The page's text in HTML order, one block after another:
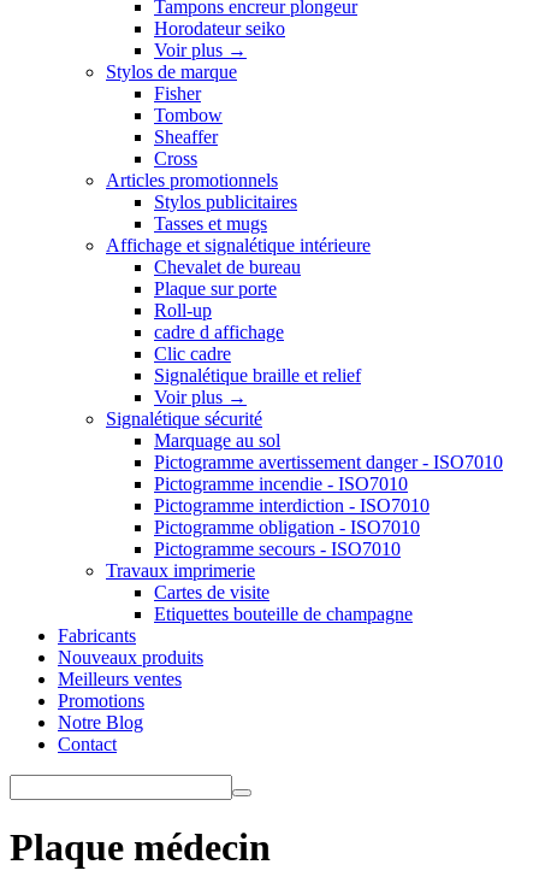
Tampons encreur plongeur
Horodateur seiko
Voir plus →
Stylos de marque
Fisher
Tombow
Sheaffer
Cross
Articles promotionnels
Stylos publicitaires
Tasses et mugs
Affichage et signalétique intérieure
Chevalet de bureau
Plaque sur porte
Roll-up
cadre d affichage
Clic cadre
Signalétique braille et relief
Voir plus →
Signalétique sécurité
Marquage au sol
Pictogramme avertissement danger - ISO7010
Pictogramme incendie - ISO7010
Pictogramme interdiction - ISO7010
Pictogramme obligation - ISO7010
Pictogramme secours - ISO7010
Travaux imprimerie
Cartes de visite
Etiquettes bouteille de champagne
Fabricants
Nouveaux produits
Meilleurs ventes
Promotions
Notre Blog
Contact
Plaque médecin